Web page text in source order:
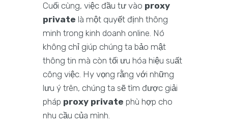
Cuối cùng, việc đầu tư vào proxy
private là một quyết định thông
minh trong kinh doanh online. Nó
không chỉ giúp chúng ta bảo mật
thông tin mà còn tối ưu hóa hiệu suất
công việc. Hy vọng rằng với những
lưu ý trên, chúng ta sẽ tìm được giải
pháp proxy private phù hợp cho
nhu cầu của mình.